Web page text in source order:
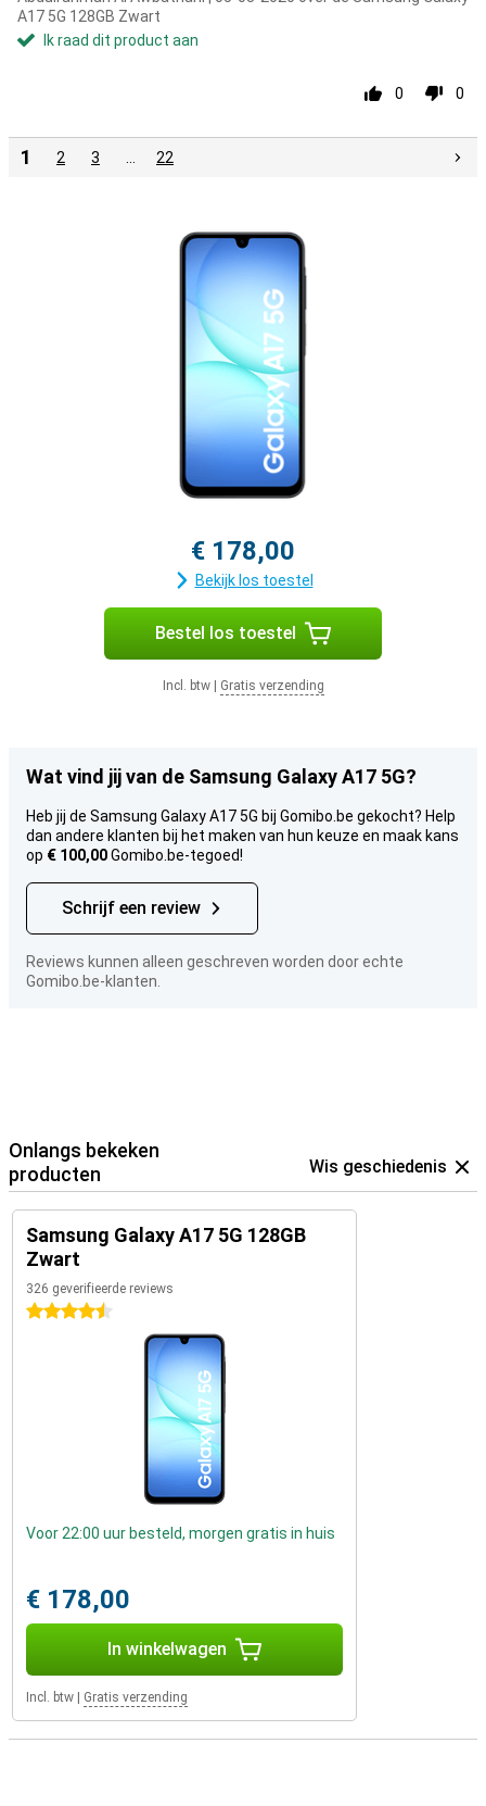
A17 5G 128GB Zwart
Ik raad dit product aan
0 0
1 2 3 22
€ 178,00
Bekijk los toestel
Bestel los toestel
Incl. btw| Gratis verzending
Wat vind jij van de Samsung Galaxy A17 5G?
Heb jij de Samsung Galaxy A17 5G bij Gomibo.be gekocht? Help
dan andere klanten bij het maken van hun keuze en maak kans
op € 100,00Gomibo.be-tegoed!
Schrijf een review
Reviews kunnen alleen geschreven worden door echte
Gomibo.be-klanten.
Onlangs bekeken
producten
Wis geschiedenis
Samsung Galaxy A17 5G 128GB
Zwart
326 geverifieerde reviews
4.5 sterren
Voor 22:00 uur besteld, morgen gratis in huis
€ 178,00
In winkelwagen
Incl. btw Gratis verzending